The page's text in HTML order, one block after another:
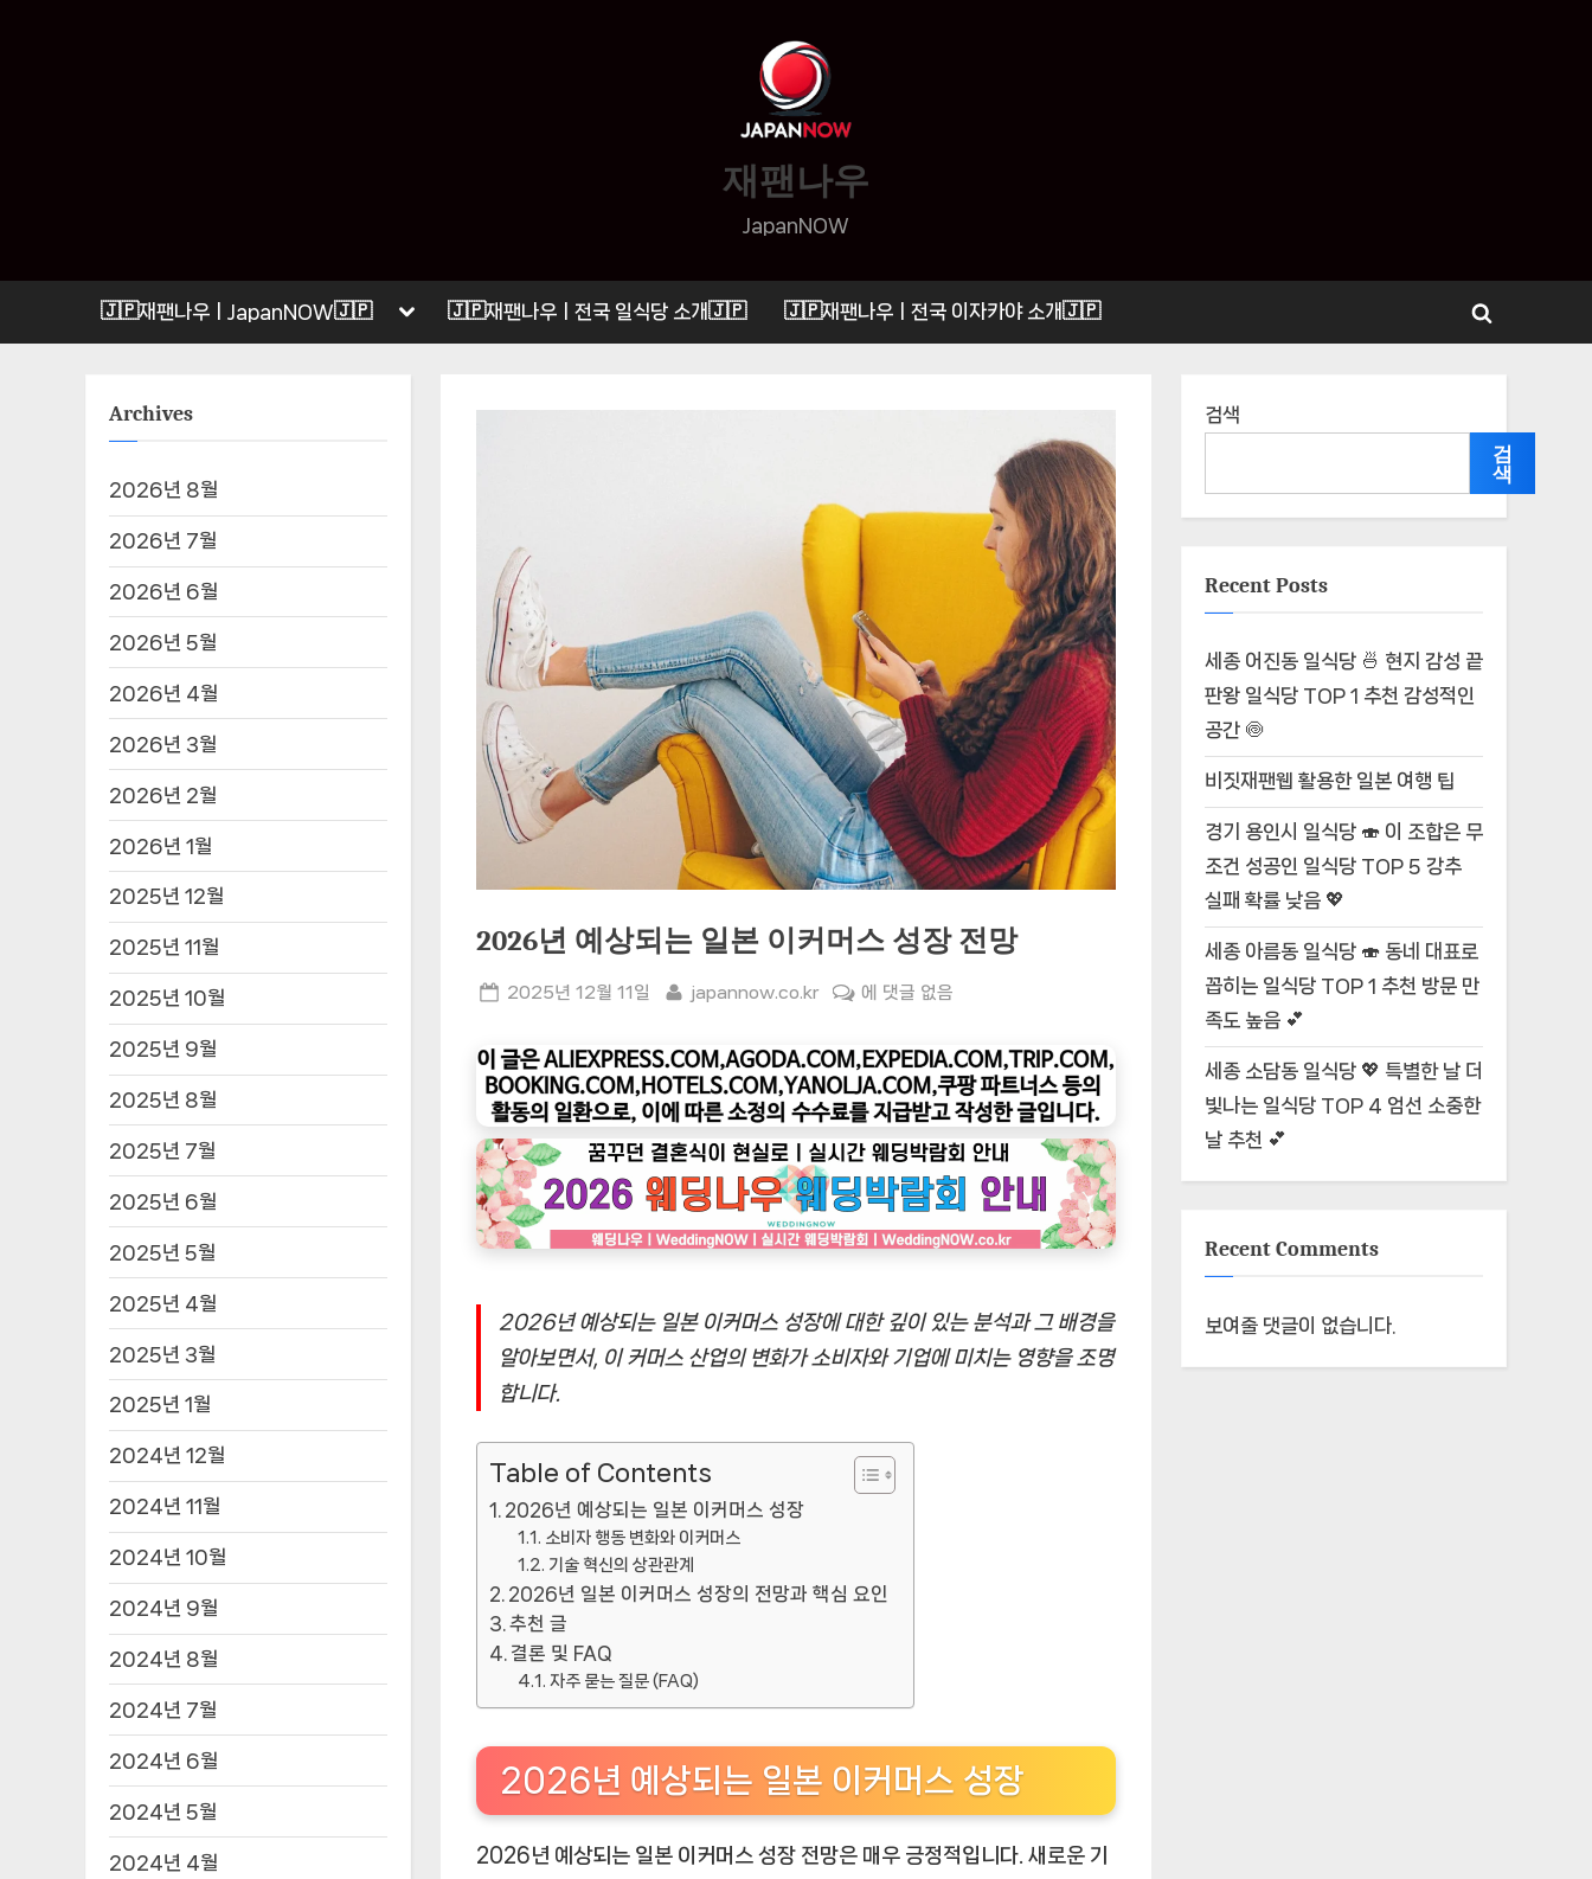
재팬나우
JapanNOW
🇯🇵재팬나우ㅣJapanNOW🇯🇵 Toggle
menu
🇯🇵재팬나우ㅣ전국 일식당 소개🇯🇵 🇯🇵재팬나우ㅣ전국 이자카야 소개🇯🇵
Toggle
2026년 예상되는 일본 이커머스 성장 전망
Posted
2025년 12월 11일 By
japannow.co.kr
2026
예
상
되
는
일
본
이
스
성
망
에 댓글 없음
2026년 예상되는 일본 이커머스 성장에 대한 깊이 있는 분석과 그 배경을
알아보면서, 이 커머스 산업의 변화가 소비자와 기업에 미치는 영향을 조명
합니다.
Table of Contents
2026년 예상되는 일본 이커머스 성장
소비자 행동 변화와 이커머스
기술 혁신의 상관관계
2026년 일본 이커머스 성장의 전망과 핵심 요인
추천 글
결론 및 FAQ
자주 묻는 질문 (FAQ)
2026년 예상되는 일본 이커머스 성장
2026년 예상되는 일본 이커머스 성장 전망은 매우 긍정적입니다. 새로운 기
Archives
2026년 8월
2026년 7월
2026년 6월
2026년 5월
2026년 4월
2026년 3월
2026년 2월
2026년 1월
2025년 12월
2025년 11월
2025년 10월
2025년 9월
2025년 8월
2025년 7월
2025년 6월
2025년 5월
2025년 4월
2025년 3월
2025년 1월
2024년 12월
2024년 11월
2024년 10월
2024년 9월
2024년 8월
2024년 7월
2024년 6월
2024년 5월
2024년 4월
검색
검
색
Recent Posts
세종 어진동 일식당 🍜 현지 감성 끝
판왕 일식당 TOP 1 추천 감성적인
공간 🍥
비짓재팬웹 활용한 일본 여행 팁
경기 용인시 일식당 🍣 이 조합은 무
조건 성공인 일식당 TOP 5 강추
실패 확률 낮음 💖
세종 아름동 일식당 🍣 동네 대표로
꼽히는 일식당 TOP 1 추천 방문 만
족도 높음 💕
세종 소담동 일식당 💖 특별한 날 더
빛나는 일식당 TOP 4 엄선 소중한
날 추천 💕
Recent Comments
보여줄 댓글이 없습니다.